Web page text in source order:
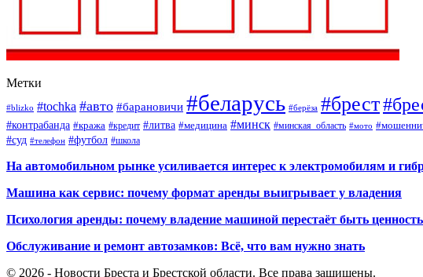
Метки
#blizko #tochka #авто #барановичи #беларусь #берёза #брест
#контрабанда #кража #кредит #литва #медицина #минск #минская_область #мото
#суд #телефон #футбол #школа
На автомобильном рынке усиливается интерес к электромобилям и
Машина как сервис: почему формат аренды выигрывает у владения
Психология аренды: почему владение машиной перестаёт быть
Обслуживание и ремонт автозамков: Всё, что вам нужно знать
© 2026 - Новости Бреста и Брестской области. Все права защищены.